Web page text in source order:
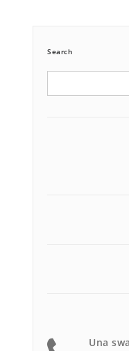
Search
Search
Una